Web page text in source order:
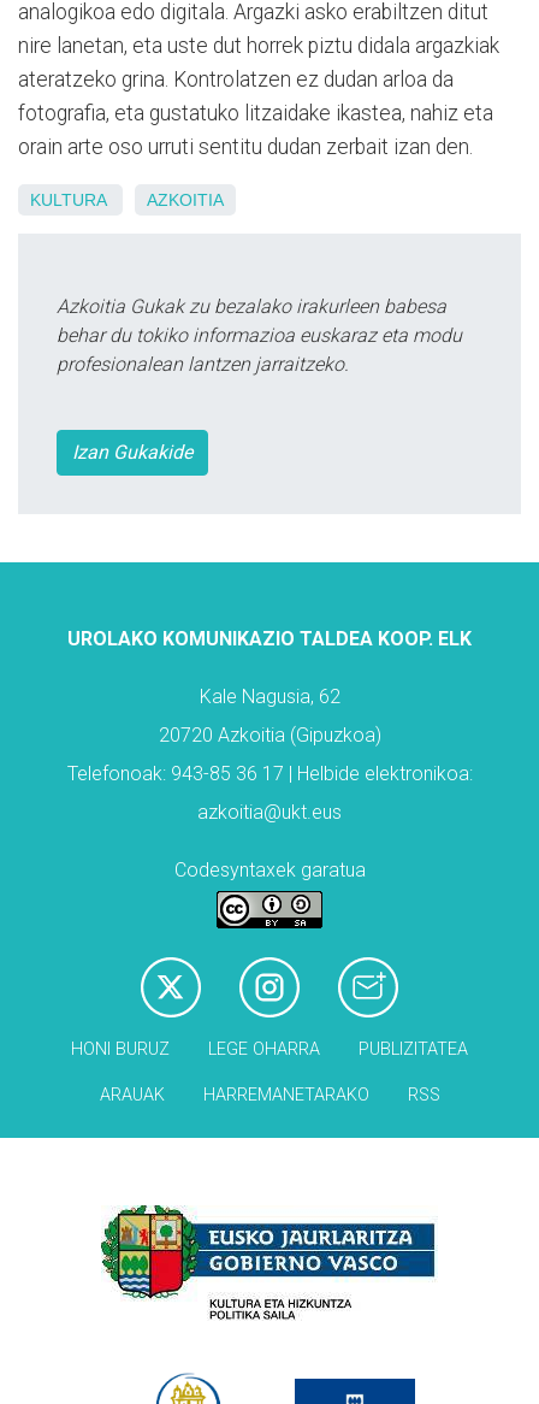
analogikoa edo digitala. Argazki asko erabiltzen ditut
nire lanetan, eta uste dut horrek piztu didala argazkiak
ateratzeko grina. Kontrolatzen ez dudan arloa da
fotografia, eta gustatuko litzaidake ikastea, nahiz eta
orain arte oso urruti sentitu dudan zerbait izan den.
KULTURA AZKOITIA
Azkoitia Gukak zu bezalako irakurleen babesa
behar du tokiko informazioa euskaraz eta modu
profesionalean lantzen jarraitzeko.
Izan Gukakide
UROLAKO KOMUNIKAZIO TALDEA KOOP. ELK
Kale Nagusia, 62
20720 Azkoitia (Gipuzkoa)
Telefonoak: 943-85 36 17 | Helbide elektronikoa:
azkoitia@ukt.eus
Codesyntaxek garatua
HONI BURUZ LEGE OHARRA PUBLIZITATEA
ARAUAK HARREMANETARAKO RSS